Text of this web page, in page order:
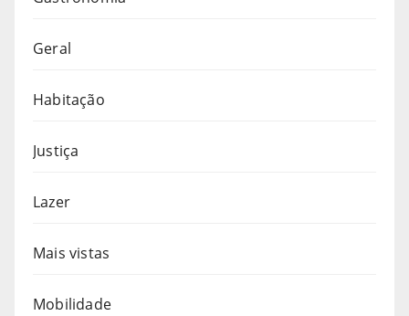
Geral
Habitação
Justiça
Lazer
Mais vistas
Mobilidade